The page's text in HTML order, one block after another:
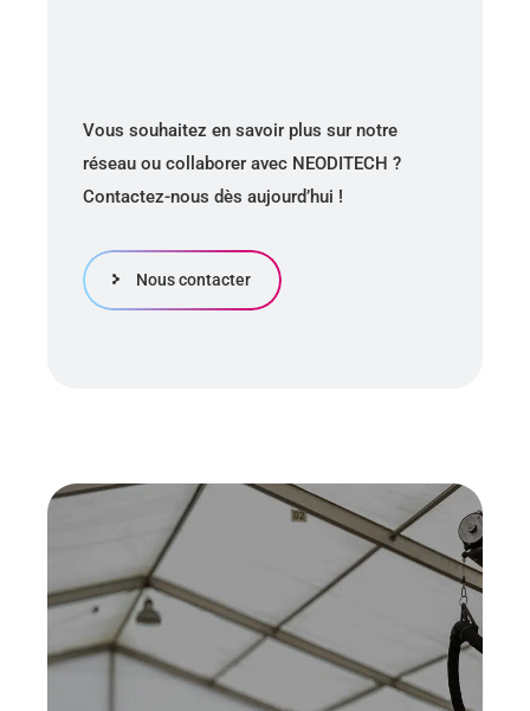
Vous souhaitez en savoir plus sur notre
réseau ou collaborer avec NEODITECH ?
Contactez-nous dès aujourd’hui !
Nous contacter